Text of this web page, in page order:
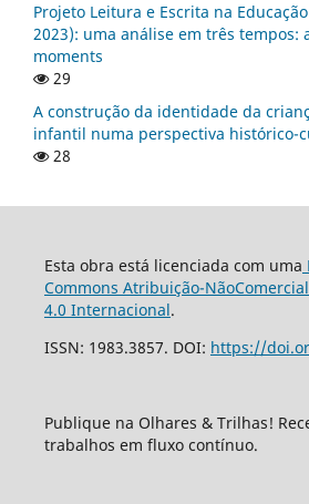
Projeto Leitura e Escrita na
2023): uma análise em três tempos:
moments
29
A construção da identidade da
infantil numa perspectiva histórico-
28
Esta obra está licenciada com uma
Commons Atribuição-
4.0 Internacional.
ISSN: 1983.3857. DOI: https://
Publique na Olhares & Trilhas!
trabalhos em fluxo contínuo.